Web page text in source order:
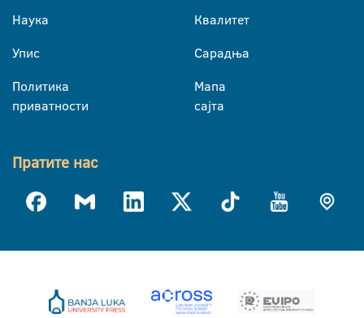
Наука
Упис
Политика
приватности
Квалитет
Сарадња
Мапа
сајта
Пратите нас